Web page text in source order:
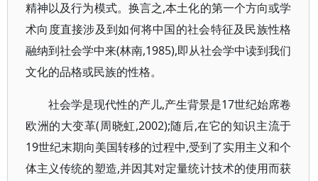
精神以及行为模式。换言之,本土化的第一个方向或学
术向度直接涉及到如何将中国的社会特征及民族性格
融纳到社会学中来(林南,1985),即从社会学中读到我们
文化的品格或民族的性格。
社会学是现代性的产儿,产生背景是17世纪始席卷
欧洲的大变革(周晓虹,2002);随后,在它的知识主流于
19世纪末期向美国转移的过程中,受到了实用主义和个
体主义传统的塑造,并因其对定量统计技术的使用而获